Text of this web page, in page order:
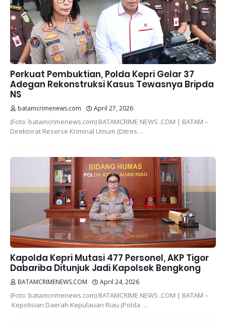
Perkuat Pembuktian, Polda Kepri Gelar 37
Adegan Rekonstruksi Kasus Tewasnya Bripda
NS
batamcrimenews.com April 27, 2026
(Foto: batamcrimenews.com) BATAMCRIME NEWS .COM | BATAM –
Direktorat Reserse Kriminal Umum (Ditres…
Kapolda Kepri Mutasi 477 Personel, AKP Tigor
Dabariba Ditunjuk Jadi Kapolsek Bengkong
BATAMCRIMENEWS.COM April 24, 2026
(Foto: batamcrimenews.com) BATAMCRIME NEWS .COM | BATAM –
Kepolisian Daerah Kepulauan Riau (Polda …